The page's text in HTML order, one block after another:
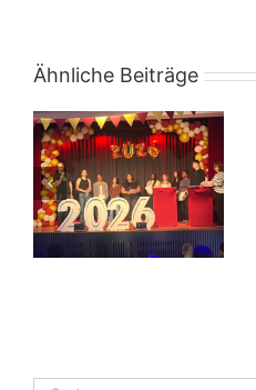
Ähnliche Beiträge